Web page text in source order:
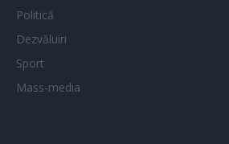
Politică
Dezvăluiri
Sport
Mass-media